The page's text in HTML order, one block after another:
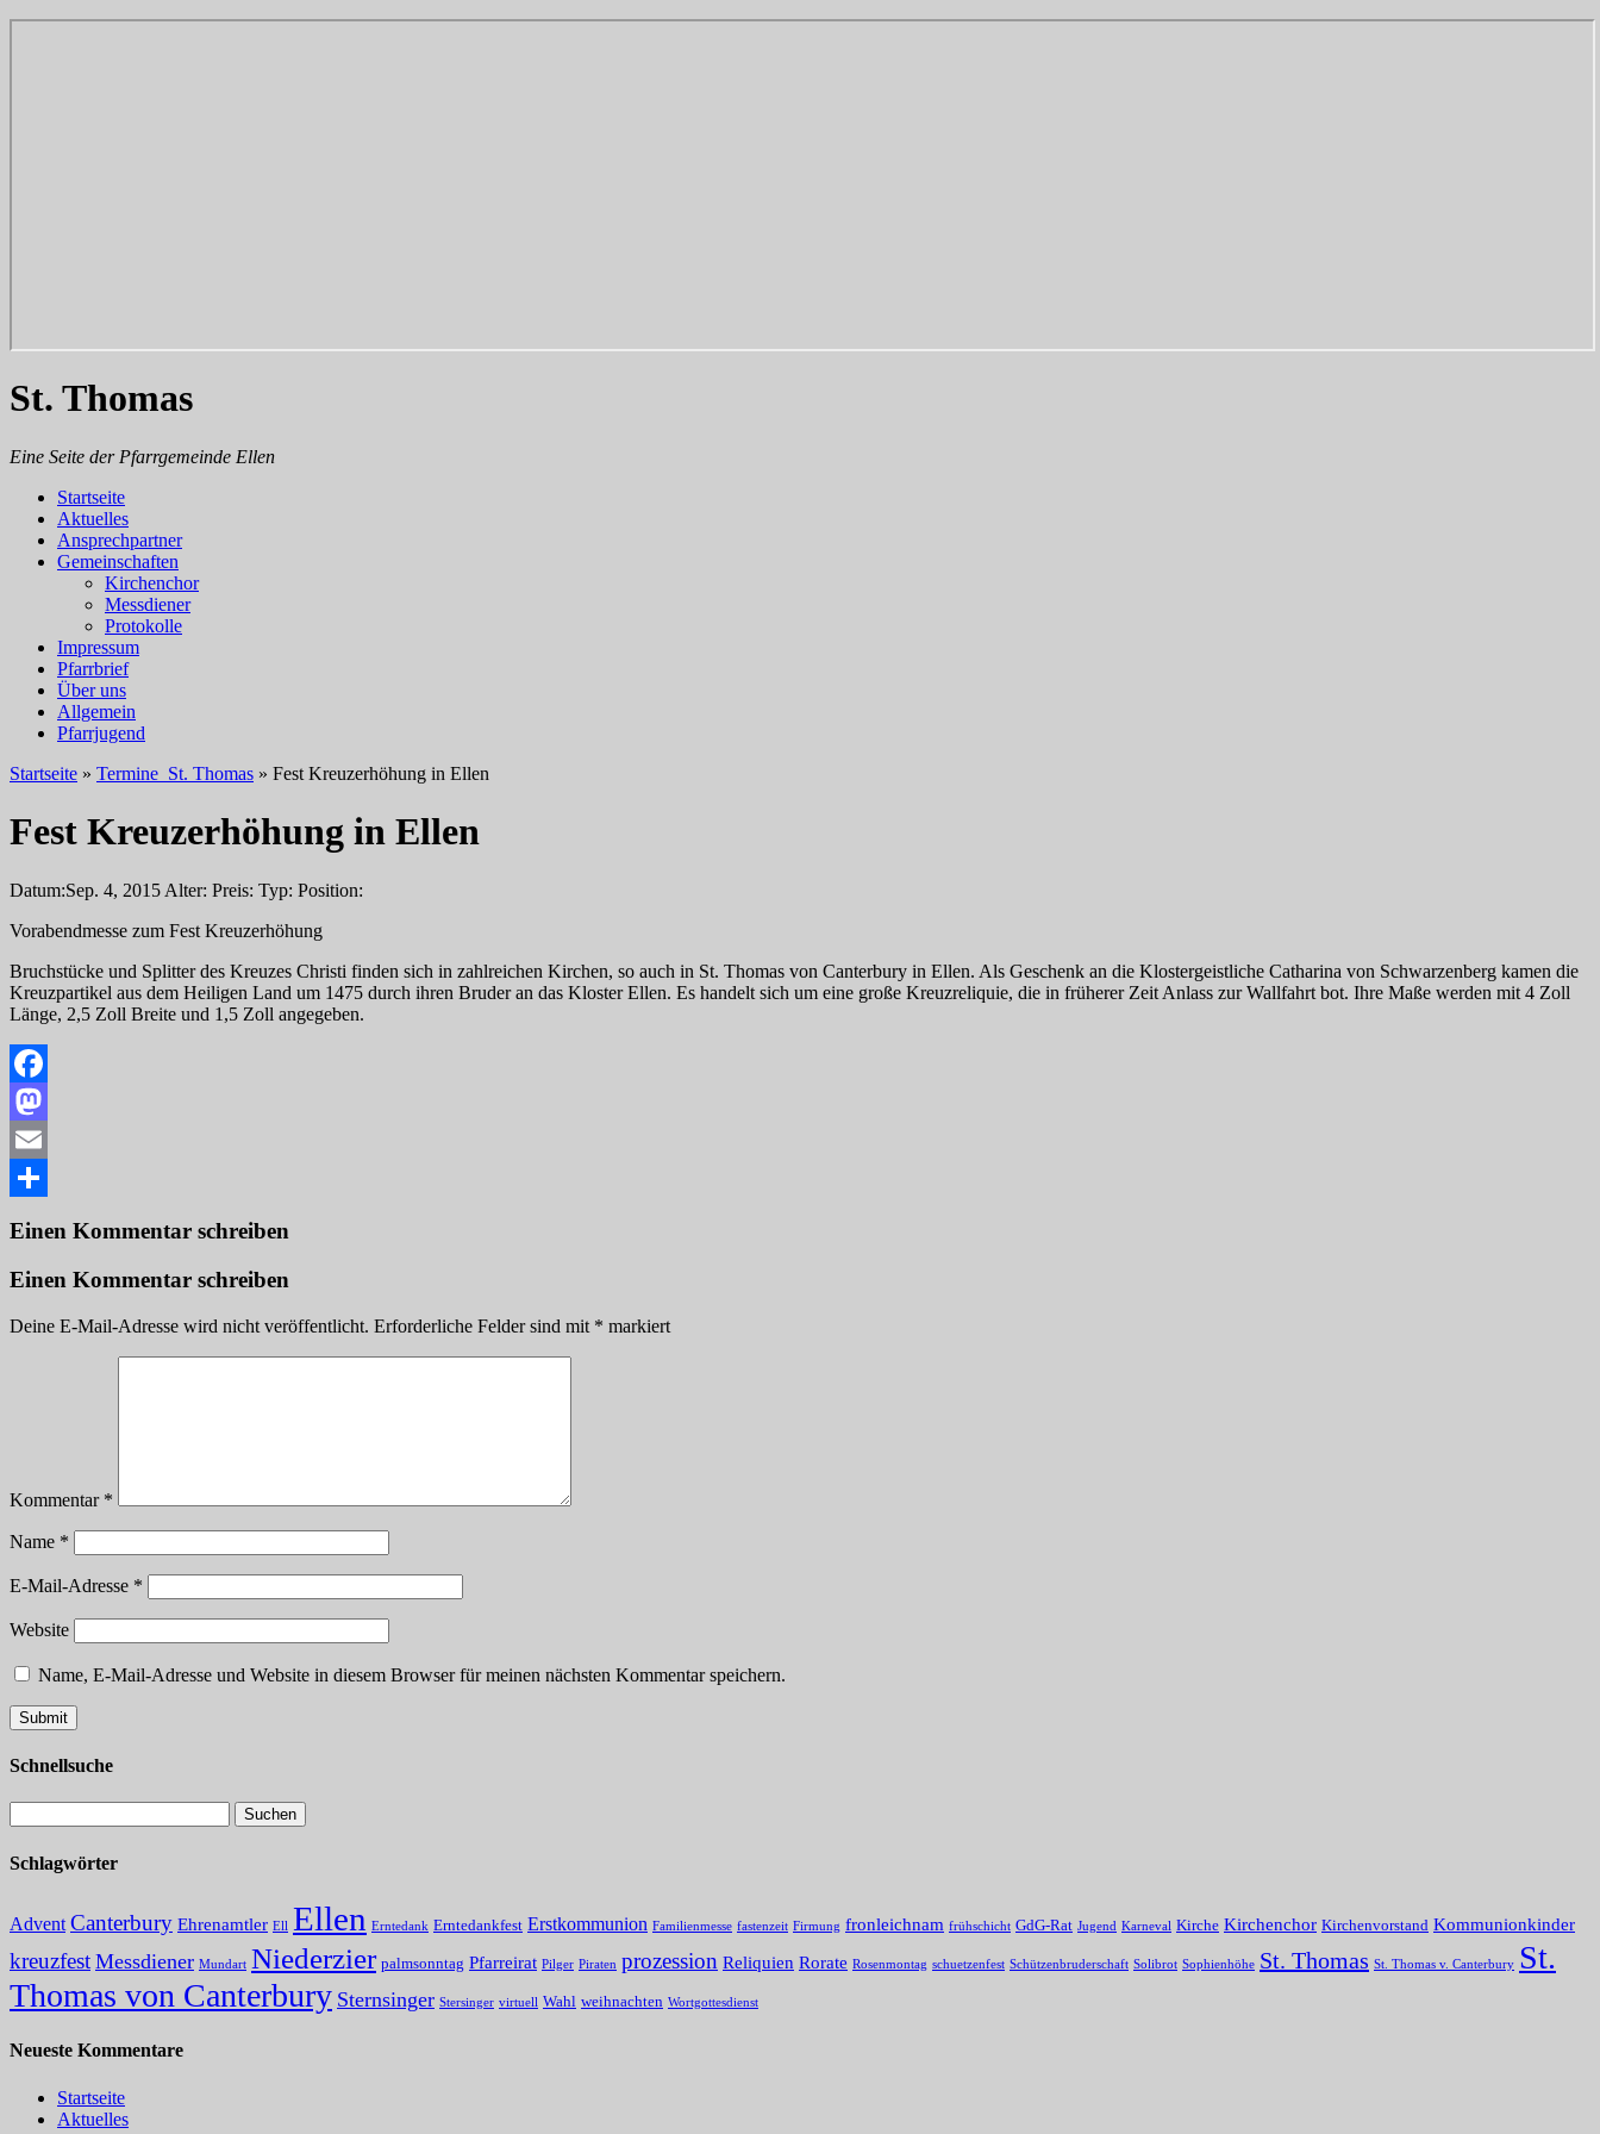
St. Thomas
Eine Seite der Pfarrgemeinde Ellen
Startseite
Aktuelles
Ansprechpartner
Gemeinschaften
Kirchenchor
Messdiener
Protokolle
Impressum
Pfarrbrief
Über uns
Allgemein
Pfarrjugend
Startseite » Termine_St. Thomas » Fest Kreuzerhöhung in Ellen
Fest Kreuzerhöhung in Ellen
Datum:Sep. 4, 2015 Alter: Preis: Typ: Position:
Vorabendmesse zum Fest Kreuzerhöhung
Bruchstücke und Splitter des Kreuzes Christi finden sich in zahlreichen Kirchen, so auch in St. Thomas von Canterbury in Ellen. Als Geschenk an die Klostergeistliche Catharina von Schwarzenberg kamen die
Kreuzpartikel aus dem Heiligen Land um 1475 durch ihren Bruder an das Kloster Ellen. Es handelt sich um eine große Kreuzreliquie, die in früherer Zeit Anlass zur Wallfahrt bot. Ihre Maße werden mit 4 Zoll
Länge, 2,5 Zoll Breite und 1,5 Zoll angegeben.
Facebook
Mastodon
Email
Einen Kommentar schreiben
Einen Kommentar schreiben
Deine E-Mail-Adresse wird nicht veröffentlicht. Erforderliche Felder sind mit * markiert
Kommentar *
Name *
E-Mail-Adresse *
Website
Name, E-Mail-Adresse und Website in diesem Browser für meinen nächsten Kommentar speichern.
Schnellsuche
Schlagwörter
Advent Canterbury Ehrenamtler Ell Ellen Erntedank Erntedankfest Erstkommunion Familienmesse fastenzeit Firmung fronleichnam frühschicht GdG-Rat Jugend Karneval Kirche Kirchenchor Kirchenvorstand Kommunionkinder
kreuzfest Messdiener Mundart Niederzier palmsonntag Pfarreirat Pilger Piraten prozession Reliquien Rorate Rosenmontag schuetzenfest Schützenbruderschaft Solibrot Sophienhöhe St. Thomas St. Thomas v. Canterbury St.
Thomas von Canterbury Sternsinger Stersinger virtuell Wahl weihnachten Wortgottesdienst
Neueste Kommentare
Startseite
Aktuelles